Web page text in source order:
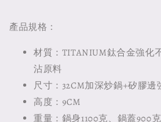
產品規格：
材質：TITANIUM鈦合金強化
沾原料
尺寸：32CM加深炒鍋+矽膠邊
高度：9CM
重量：鍋身1100克、鍋蓋900克